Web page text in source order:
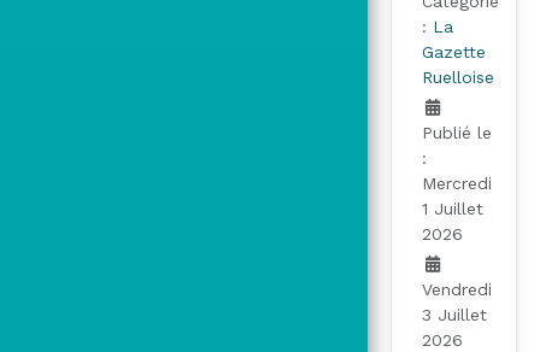
: La
Gazette
Ruelloise
Publié le
:
Mercredi
1 Juillet
2026
Vendredi
3 Juillet
2026